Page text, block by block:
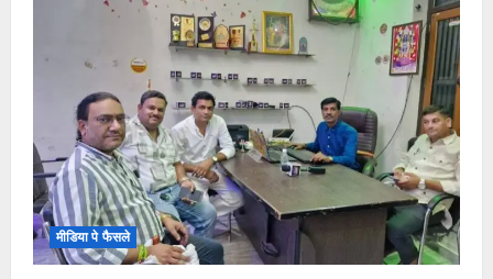
मीडिया पे फैसले